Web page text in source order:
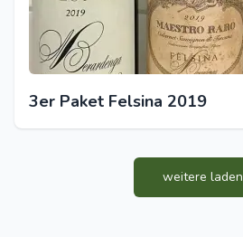
3er Paket Felsina 2019
weitere laden